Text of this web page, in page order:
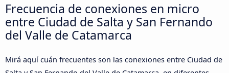
Frecuencia de conexiones en micro
entre Ciudad de Salta y San Fernando
del Valle de Catamarca
Mirá aquí cuán frecuentes son las conexiones entre Ciudad de